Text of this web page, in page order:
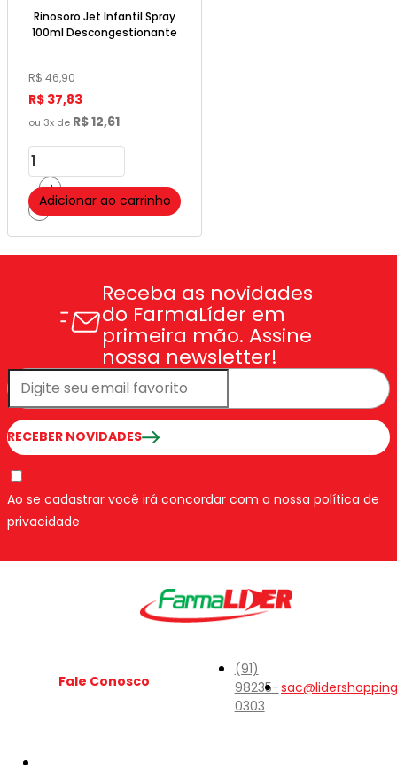
Rinosoro Jet Infantil Spray
100ml Descongestionante
R$ 46,90
R$ 37,83
ou 3x de R$12,61
＋
－Adicionar ao carrinho
Receba as novidades
do FarmaLíder em
primeira mão. Assine
nossa newsletter!
Ao se cadastrar você irá concordar com a nossa política de
privacidade
RECEBER NOVIDADES
Fale Conosco
(91)
98235-
0303